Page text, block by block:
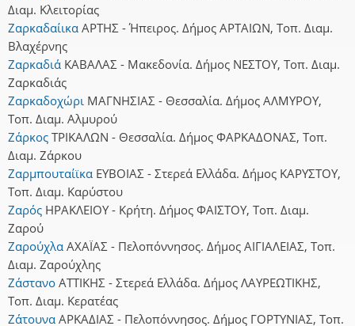
Διαμ. Κλειτορίας
Ζαρκαδαίικα ΑΡΤΗΣ - Ήπειρος. Δήμος ΑΡΤΑΙΩΝ, Τοπ. Διαμ.
Βλαχέρνης
Ζαρκαδιά ΚΑΒΑΛΑΣ - Μακεδονία. Δήμος ΝΕΣΤΟΥ, Τοπ. Διαμ.
Ζαρκαδιάς
Ζαρκαδοχώρι ΜΑΓΝΗΣΙΑΣ - Θεσσαλία. Δήμος ΑΛΜΥΡΟΥ,
Τοπ. Διαμ. Αλμυρού
Ζάρκος ΤΡΙΚΑΛΩΝ - Θεσσαλία. Δήμος ΦΑΡΚΑΔΟΝΑΣ, Τοπ.
Διαμ. Ζάρκου
Ζαρμπουταίϊκα ΕΥΒΟΙΑΣ - Στερεά Ελλάδα. Δήμος ΚΑΡΥΣΤΟΥ,
Τοπ. Διαμ. Καρύστου
Ζαρός ΗΡΑΚΛΕΙΟΥ - Κρήτη. Δήμος ΦΑΙΣΤΟΥ, Τοπ. Διαμ.
Ζαρού
Ζαρούχλα ΑΧΑΪΑΣ - Πελοπόννησος. Δήμος ΑΙΓΙΑΛΕΙΑΣ, Τοπ.
Διαμ. Ζαρούχλης
Ζάστανο ΑΤΤΙΚΗΣ - Στερεά Ελλάδα. Δήμος ΛΑΥΡΕΩΤΙΚΗΣ,
Τοπ. Διαμ. Κερατέας
Ζάτουνα ΑΡΚΑΔΙΑΣ - Πελοπόννησος. Δήμος ΓΟΡΤΥΝΙΑΣ, Τοπ.